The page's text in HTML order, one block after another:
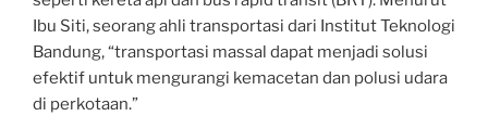
Ibu Siti, seorang ahli transportasi dari Institut Teknologi
Bandung, “transportasi massal dapat menjadi solusi
efektif untuk mengurangi kemacetan dan polusi udara
di perkotaan.”